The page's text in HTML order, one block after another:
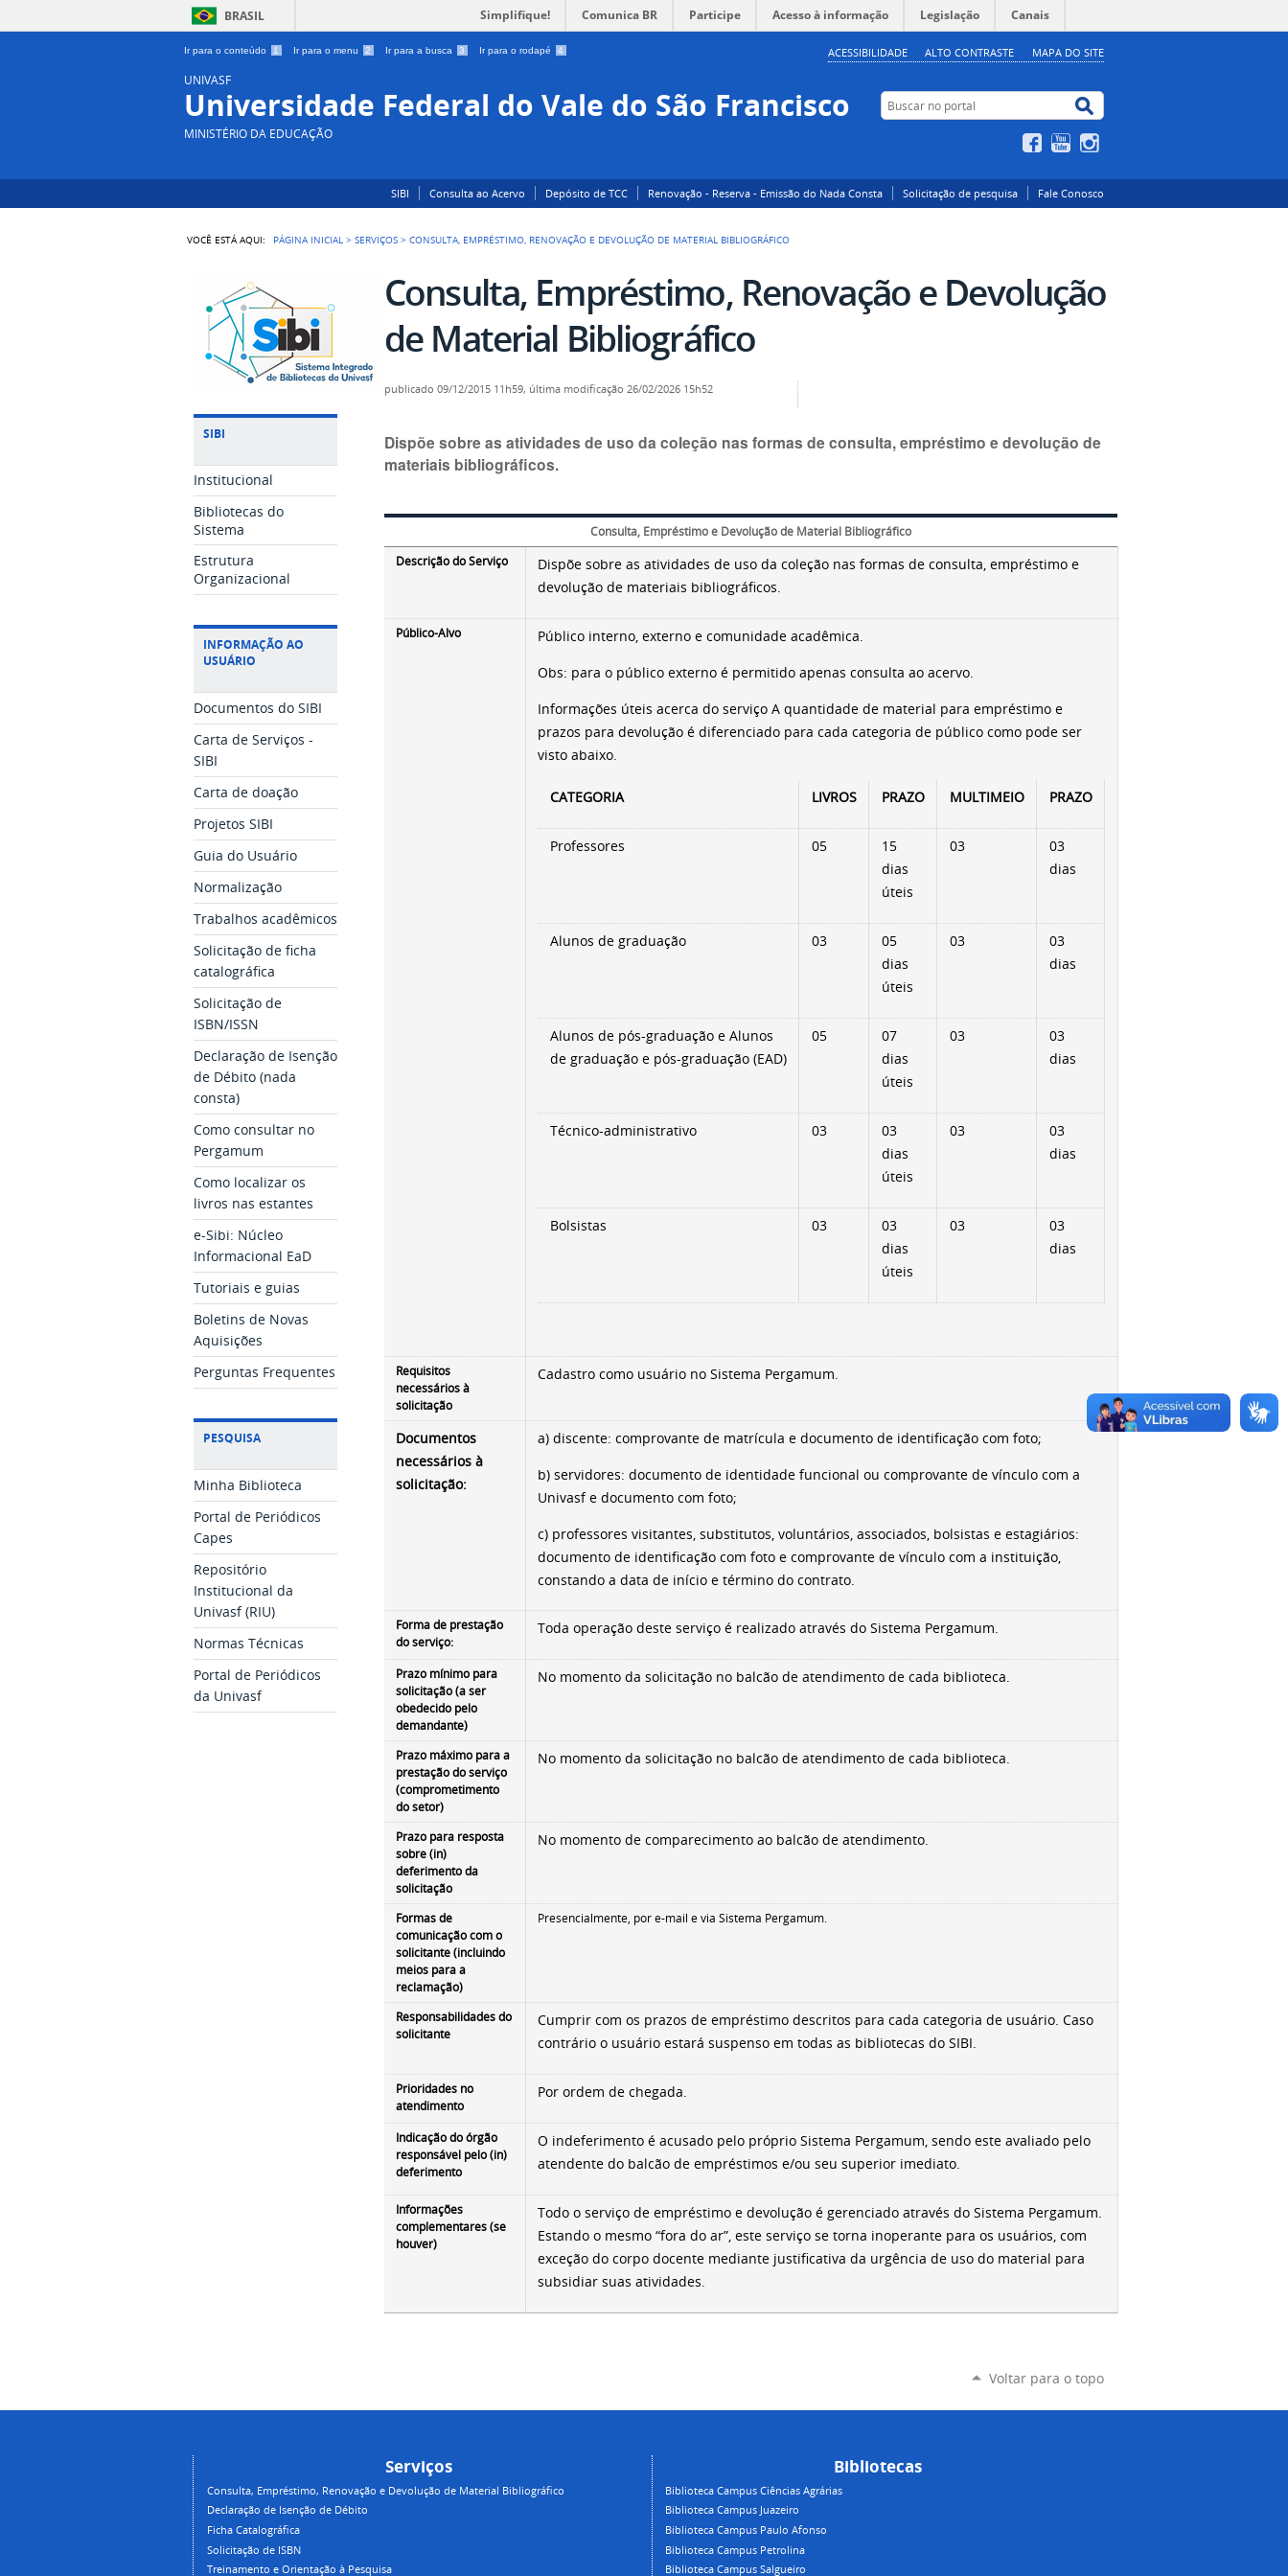
BRASIL Simplifique! Comunica BR Participe Acesso à informação Legislação Canais
Ir para o conteúdo 1 Ir para o menu 2 Ir para a busca 3 Ir para o rodapé 4 ACESSIBILIDADE ALTO CONTRASTE MAPA DO SITE
UNIVASF
Universidade Federal do Vale do São Francisco
MINISTÉRIO DA EDUCAÇÃO
Buscar no portal
FacebookYouTube
SIBI Consulta ao Acervo Depósito de TCC Renovação - Reserva - Emissão do Nada Consta Solicitação de pesquisa Fale Conosco
VOCÊ ESTÁ AQUI: PÁGINA INICIAL >SERVIÇOS >CONSULTA, EMPRÉSTIMO, RENOVAÇÃO E DEVOLUÇÃO DE MATERIAL BIBLIOGRÁFICO
SIBI
Institucional
Bibliotecas do
Sistema
Estrutura
Organizacional
INFORMAÇÃO AO
USUÁRIO
Documentos do SIBI
Carta de Serviços -
SIBI
Carta de doação
Projetos SIBI
Guia do Usuário
Normalização
Trabalhos acadêmicos
Solicitação de ficha
catalográfica
Solicitação de
ISBN/ISSN
Declaração de Isenção
de Débito (nada
consta)
Como consultar no
Pergamum
Como localizar os
livros nas estantes
e-Sibi: Núcleo
Informacional EaD
Tutoriais e guias
Boletins de Novas
Aquisições
Perguntas Frequentes
PESQUISA
Minha Biblioteca
Portal de Periódicos
Capes
Repositório
Institucional da
Univasf (RIU)
Normas Técnicas
Portal de Periódicos
da Univasf
Consulta, Empréstimo, Renovação e Devolução
de Material Bibliográfico
publicado 09/12/2015 11h59, última modificação 26/02/2026 15h52
Dispõe sobre as atividades de uso da coleção nas formas de consulta, empréstimo e devolução de
materiais bibliográficos.
Consulta, Empréstimo e Devolução de Material Bibliográfico
Descrição do Serviço
Dispõe sobre as atividades de uso da coleção nas for­mas de consulta, empréstimo e
devolução de materiais bibliográficos.
Público-Alvo Público interno, externo e comunidade acadêmica.
Obs: para o público externo é permitido apenas consulta ao acervo.
Informações úteis acerca do serviço A quantidade de material para emprés­timo e
prazos para devolução é diferenciado para cada categoria de públi­co como pode ser
visto abaixo.
CATEGORIA LIVROS PRAZO MULTIMEIO PRAZO
Professores 05
15
dias
úteis
03
03
dias
Alunos de graduação 03
05
dias
úteis
03
03
dias
Alunos de pós-gradua­ção e Alunos
de graduação e pós-gradua­ção (EAD)
05
07
dias
úteis
03
03
dias
Técnico-administrativo 03
03
dias
úteis
03
03
dias
Bolsistas 03
03
dias
úteis
03
03
dias
Requisitos
necessários à
solicitação
Cadastro como usuário no Sistema Per­gamum.
Documentos
necessários à
solicitação:
a) discente: comprovante de matrícula e documento de identificação com foto;
b) servidores: documento de identidade funcional ou comprovante de vínculo com a
Univasf e documento com foto;
c) professores visitantes, substitutos, voluntários, associados, bolsistas e es­tagiários:
documento de identificação com foto e comprovante de vínculo com a instituição,
constando a data de início e término do contrato.
Forma de prestação
do serviço:
Toda operação deste serviço é realizado através do Sistema Pergamum.
Prazo mínimo para
solicitação (a ser
obedecido pelo
demandante)
No mo­mento da solicitação no balcão de atendimento de cada biblioteca.
Prazo máximo para a
prestação do serviço
(comprometimento
do setor)
No momento da solicitação no balcão de atendimento de cada biblioteca.
Prazo para resposta
sobre (in)
deferimento da
solicitação
No momento de comparecimento ao balcão de atendimento.
Formas de
comunicação com o
solicitante (incluindo
meios para a
reclama­ção)
Presencialmente, por e-mail e via Sistema Pergamum.
Responsabilidades do
solicitante
Cumprir com os prazos de empréstimo descritos para cada categoria de usuário. Caso
contrário o usuário estará suspenso em todas as bibliotecas do SIBI.
Prioridades no
atendimento
Por ordem de chegada.
Indicação do órgão
responsável pelo (in)
deferimento
O indeferimento é acusado pelo próprio Sistema Pergamum, sendo este avaliado pelo
aten­dente do balcão de empréstimos e/ou seu superior imediato.
Informações
complementares (se
houver)
Todo o serviço de empréstimo e devolução é gerenciado através do Sistema Pergamum.
Estando o mesmo “fora do ar”, este serviço se torna inoperante para os usuários, com
exceção do corpo docente mediante justificativa da urgência de uso do material para
subsidiar suas atividades.
Voltar para o topo
Serviços
Consulta, Empréstimo, Renovação e Devolução de Material Bibliográfico
Declaração de Isenção de Débito
Ficha Catalográfica
Solicitação de ISBN
Treinamento e Orientação à Pesquisa
Bibliotecas
Biblioteca Campus Ciências Agrárias
Biblioteca Campus Juazeiro
Biblioteca Campus Paulo Afonso
Biblioteca Campus Petrolina
Biblioteca Campus Salgueiro